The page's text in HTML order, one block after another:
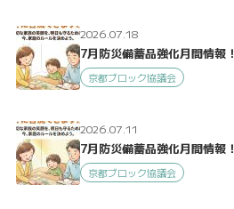
2026.07.18
7月防災備蓄品強化月間情報！
京都ブロック協議会
2026.07.11
7月防災備蓄品強化月間情報！
京都ブロック協議会